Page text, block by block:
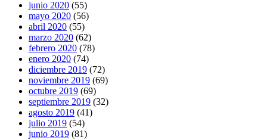
junio 2020 (55)
mayo 2020 (56)
abril 2020 (55)
marzo 2020 (62)
febrero 2020 (78)
enero 2020 (74)
diciembre 2019 (72)
noviembre 2019 (69)
octubre 2019 (69)
septiembre 2019 (32)
agosto 2019 (41)
julio 2019 (54)
junio 2019 (81)